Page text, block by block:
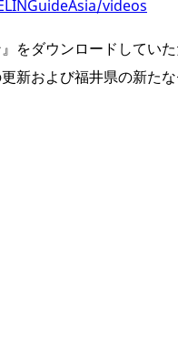
videos
をダウンロードしてい
新および福井県の新た